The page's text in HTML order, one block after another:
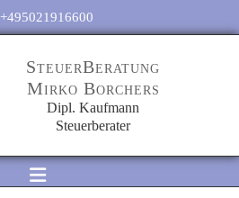
+495021916600
SteuerBeratung
Mirko Borchers
Dipl. Kaufmann
Steuerberater